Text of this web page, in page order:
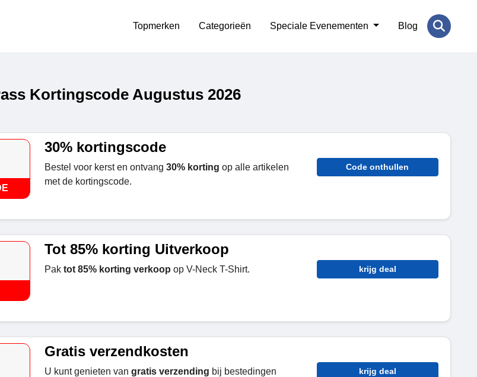
Topmerken Categorieën Speciale Evenementen Blog
Kortingscode Augustus 2026
30% kortingscode
Bestel voor kerst en ontvang 30% korting op alle artikelen
met de kortingscode.
Code onthullen
Tot 85% korting Uitverkoop
Pak tot 85% korting verkoop op V-Neck T-Shirt. krijg deal
Gratis verzendkosten
U kunt genieten van gratis verzending bij bestedingen
krijg deal